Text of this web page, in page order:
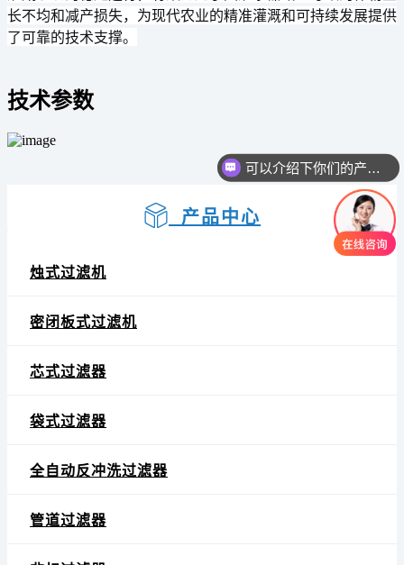
长不均和减产损失，为现代农业的精准灌溉和可持续发展提供
了可靠的技术支撑。
技术参数
产品中心
烛式过滤机
密闭板式过滤机
芯式过滤器
袋式过滤器
全自动反冲洗过滤器
管道过滤器